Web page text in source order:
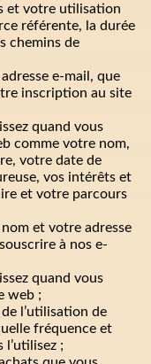
et votre utilisation
référente, la durée
chemins de
e-mail, que
inscription au site
quand vous
comme votre nom,
votre date de
vos intérêts et
et votre parcours
et votre adresse
à nos e-
quand vous
web ;
l’utilisation de
fréquence et
l’utilisez ;